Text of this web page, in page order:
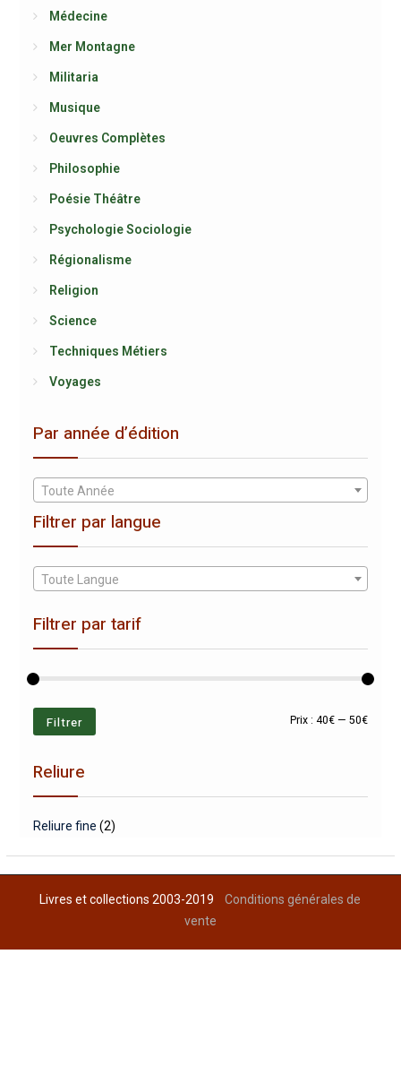
Médecine
Mer Montagne
Militaria
Musique
Oeuvres Complètes
Philosophie
Poésie Théâtre
Psychologie Sociologie
Régionalisme
Religion
Science
Techniques Métiers
Voyages
Par année d’édition
Toute Année
Filtrer par langue
Toute Langue
Filtrer par tarif
Prix
Prix
Filtrer Prix :40€ —50€
Reliure
Reliure fine (2)
Livres et collections 2003-2019Conditions générales de
vente